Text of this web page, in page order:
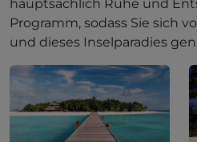
hauptsächlich Ruhe und
Programm, sodass Sie sich
und dieses Inselparadies